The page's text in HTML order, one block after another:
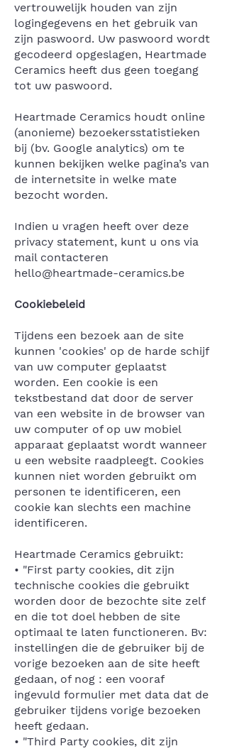
vertrouwelijk houden van zijn
logingegevens en het gebruik van
zijn paswoord. Uw paswoord wordt
gecodeerd opgeslagen, Heartmade
Ceramics heeft dus geen toegang
tot uw paswoord.
Heartmade Ceramics houdt online
(anonieme) bezoekersstatistieken
bij (bv. Google analytics) om te
kunnen bekijken welke pagina’s van
de internetsite in welke mate
bezocht worden.
Indien u vragen heeft over deze
privacy statement, kunt u ons via
mail contacteren
hello@heartmade-ceramics.be
Cookiebeleid
Tijdens een bezoek aan de site
kunnen 'cookies' op de harde schijf
van uw computer geplaatst
worden. Een cookie is een
tekstbestand dat door de server
van een website in de browser van
uw computer of op uw mobiel
apparaat geplaatst wordt wanneer
u een website raadpleegt. Cookies
kunnen niet worden gebruikt om
personen te identificeren, een
cookie kan slechts een machine
identificeren.
Heartmade Ceramics gebruikt:
• "First party cookies, dit zijn
technische cookies die gebruikt
worden door de bezochte site zelf
en die tot doel hebben de site
optimaal te laten functioneren. Bv:
instellingen die de gebruiker bij de
vorige bezoeken aan de site heeft
gedaan, of nog : een vooraf
ingevuld formulier met data dat de
gebruiker tijdens vorige bezoeken
heeft gedaan.
• "Third Party cookies, dit zijn